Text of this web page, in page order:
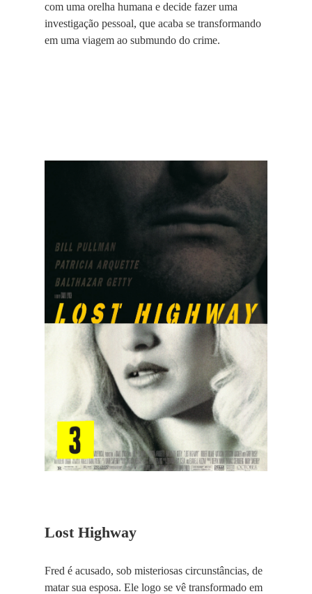
com uma orelha humana e decide fazer uma
investigação pessoal, que acaba se transformando
em uma viagem ao submundo do crime.
Lost Highway
Fred é acusado, sob misteriosas circunstâncias, de
matar sua esposa. Ele logo se vê transformado em